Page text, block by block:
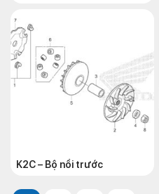
K2C – Bộ nồi trước